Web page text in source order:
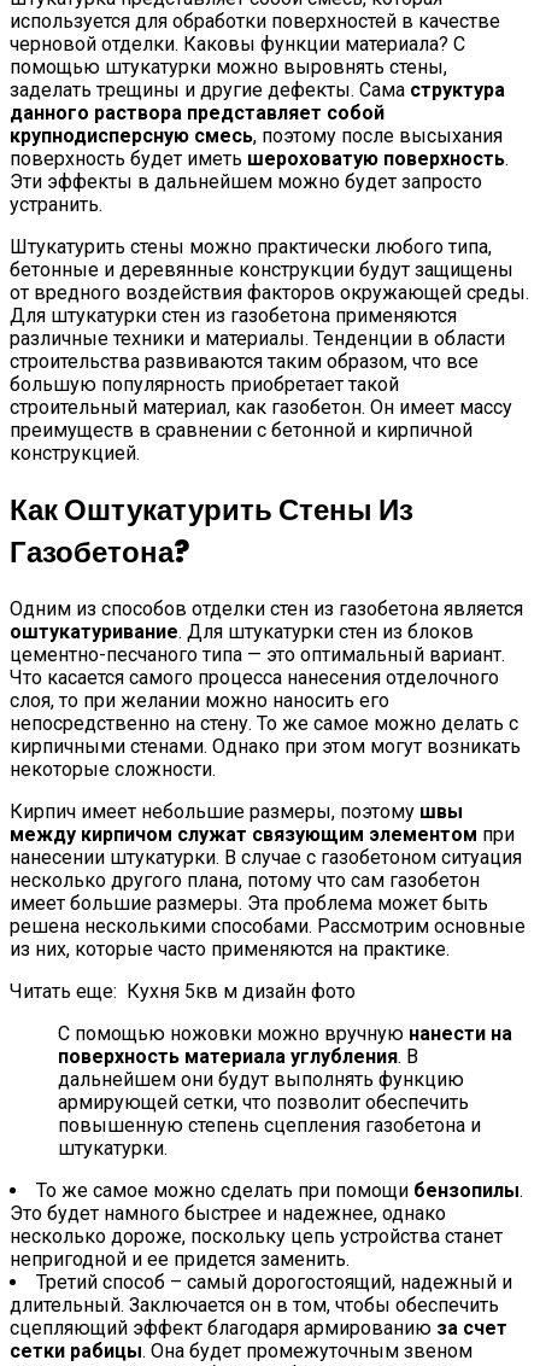
используется для обработки поверхностей в качестве
черновой отделки. Каковы функции материала? С
помощью штукатурки можно выровнять стены,
заделать трещины и другие дефекты. Сама структура
данного раствора представляет собой
крупнодисперсную смесь, поэтому после высыхания
поверхность будет иметь шероховатую поверхность.
Эти эффекты в дальнейшем можно будет запросто
устранить.
Штукатурить стены можно практически любого типа,
бетонные и деревянные конструкции будут защищены
от вредного воздействия факторов окружающей среды.
Для штукатурки стен из газобетона применяются
различные техники и материалы. Тенденции в области
строительства развиваются таким образом, что все
большую популярность приобретает такой
строительный материал, как газобетон. Он имеет массу
преимуществ в сравнении с бетонной и кирпичной
конструкцией.
Как Оштукатурить Стены Из
Газобетона?
Одним из способов отделки стен из газобетона является
оштукатуривание. Для штукатурки стен из блоков
цементно-песчаного типа — это оптимальный вариант.
Что касается самого процесса нанесения отделочного
слоя, то при желании можно наносить его
непосредственно на стену. То же самое можно делать с
кирпичными стенами. Однако при этом могут возникать
некоторые сложности.
Кирпич имеет небольшие размеры, поэтому швы
между кирпичом служат связующим элементом при
нанесении штукатурки. В случае с газобетоном ситуация
несколько другого плана, потому что сам газобетон
имеет большие размеры. Эта проблема может быть
решена несколькими способами. Рассмотрим основные
из них, которые часто применяются на практике.
Читать еще:
Кухня 5кв м дизайн фото
С помощью ножовки можно вручную нанести на
поверхность материала углубления. В
дальнейшем они будут выполнять функцию
армирующей сетки, что позволит обеспечить
повышенную степень сцепления газобетона и
штукатурки.
То же самое можно сделать при помощи бензопилы.
Это будет намного быстрее и надежнее, однако
несколько дороже, поскольку цепь устройства станет
непригодной и ее придется заменить.
Третий способ – самый дорогостоящий, надежный и
длительный. Заключается он в том, чтобы обеспечить
сцепляющий эффект благодаря армированию за счет
сетки рабицы. Она будет промежуточным звеном